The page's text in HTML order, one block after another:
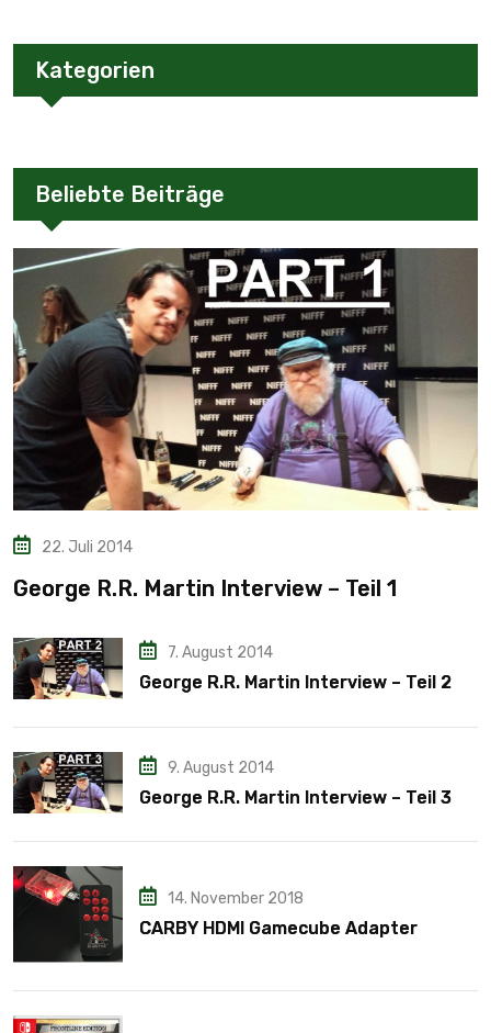
Kategorien
Beliebte Beiträge
22. Juli 2014
George R.R. Martin Interview – Teil 1
7. August 2014
George R.R. Martin Interview – Teil 2
9. August 2014
George R.R. Martin Interview – Teil 3
14. November 2018
CARBY HDMI Gamecube Adapter